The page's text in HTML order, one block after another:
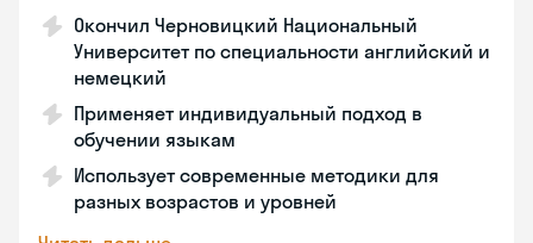
Окончил Черновицкий Национальный
Университет по специальности английский и
немецкий
Применяет индивидуальный подход в
обучении языкам
Использует современные методики для
разных возрастов и уровней